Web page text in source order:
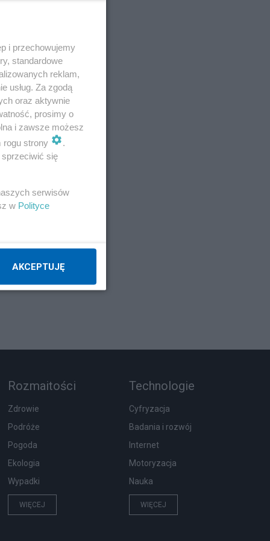
Rozmaitości
Zdrowie
Podróże
Pogoda
Ekologia
Wypadki
WIĘCEJ
Technologie
Cyfryzacja
Badania i rozwój
Internet
Motoryzacja
Nauka
WIĘCEJ
i przechowujemy
standardowe
reklam,
usług. Za zgodą
oraz aktywnie
prosimy o
i zawsze możesz
rogu strony
.
się
serwisów
w Polityce
AKCEPTUJĘ